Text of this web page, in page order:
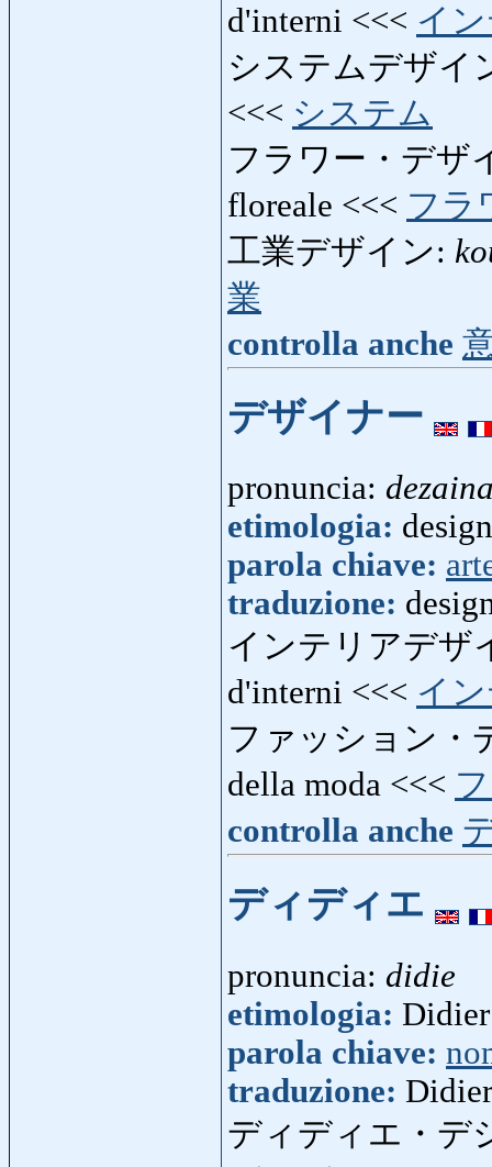
d'interni <<< イ
システムデザイ
<<< システム
フラワー・デザ
floreale <<< フラ
工業デザイン:
業
controlla anche
デザイナー
pronuncia:
etimologia:
parola chiave:
traduzione:
インテリアデザ
d'interni <<< イ
ファッション・
della moda <<<
controlla anche
ディディエ
pronuncia: didie
etimologia:
parola chiave:
traduzione: Didier
ディディエ・デ